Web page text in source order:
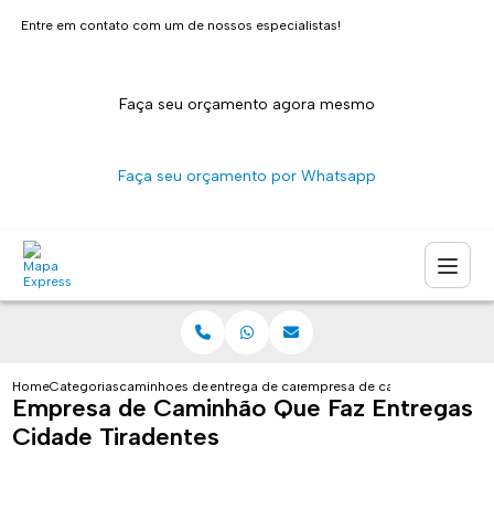
Entre em contato com um de nossos especialistas!
Faça seu orçamento agora mesmo
Faça seu orçamento por Whatsapp
HomeCategoriascaminhoes de entregaentrega de caminhao sao paulo
empresa de caminhao que
Empresa de Caminhão Que Faz Entregas
Cidade Tiradentes